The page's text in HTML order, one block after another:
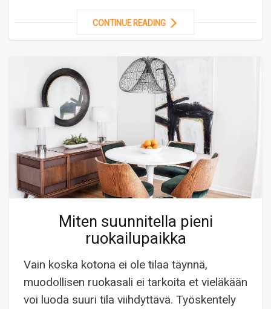
CONTINUE READING
Miten suunnitella pieni
ruokailupaikka
Vain koska kotona ei ole tilaa täynnä,
muodollisen ruokasali ei tarkoita et vieläkään
voi luoda suuri tila viihdyttävä. Työskentely